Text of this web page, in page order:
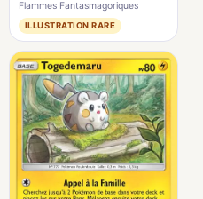
Flammes Fantasmagoriques
ILLUSTRATION RARE